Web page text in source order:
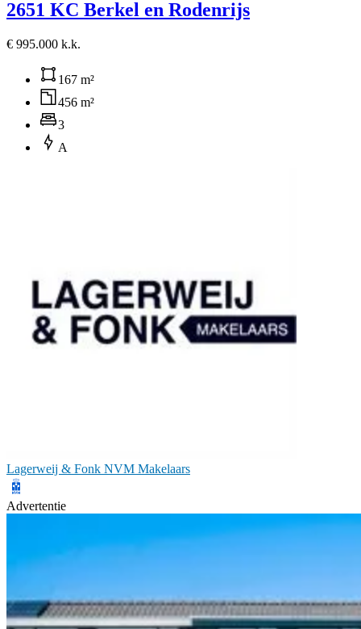
2651 KC Berkel en Rodenrijs
€ 995.000 k.k.
167 m²
456 m²
3
A
Lagerweij & Fonk NVM Makelaars
Advertentie